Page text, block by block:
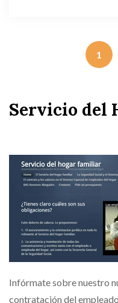
1
Servicio del
Infórmate sobre nuestro
contratación del